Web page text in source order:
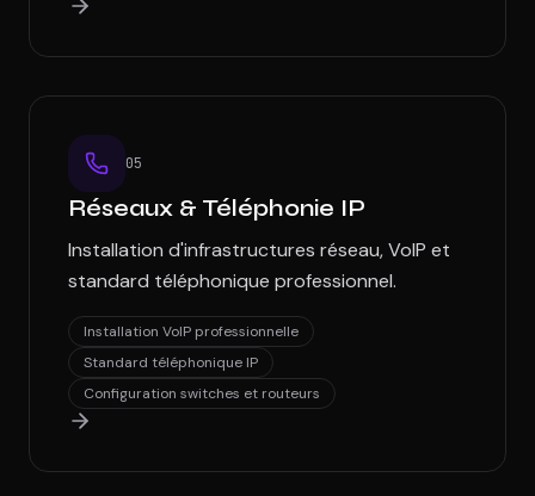
05
Réseaux & Téléphonie IP
Installation d'infrastructures réseau, VoIP et
standard téléphonique professionnel.
Installation VoIP professionnelle
Standard téléphonique IP
Configuration switches et routeurs